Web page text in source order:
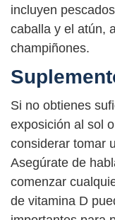
incluyen
caballa y el atún,
champiñones.
Si no obtienes
exposición al sol
considerar tomar
Asegúrate de
comenzar
de vitamina D